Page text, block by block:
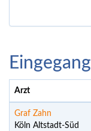
Arzt
Graf Zahn
Köln Altstadt-Süd